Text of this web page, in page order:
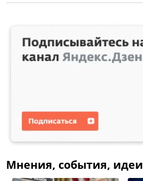
Мнения, события, идеи